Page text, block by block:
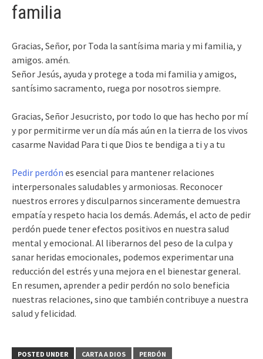
familia
Gracias, Señor, por Toda la santísima maria y mi familia, y
amigos. amén.
Señor Jesús, ayuda y protege a toda mi familia y amigos,
santísimo sacramento, ruega por nosotros siempre.
Gracias, Señor Jesucristo, por todo lo que has hecho por mí
y por permitirme ver un día más aún en la tierra de los vivos
casarme Navidad Para ti que Dios te bendiga a ti y a tu
Pedir perdón es esencial para mantener relaciones
interpersonales saludables y armoniosas. Reconocer
nuestros errores y disculparnos sinceramente demuestra
empatía y respeto hacia los demás. Además, el acto de pedir
perdón puede tener efectos positivos en nuestra salud
mental y emocional. Al liberarnos del peso de la culpa y
sanar heridas emocionales, podemos experimentar una
reducción del estrés y una mejora en el bienestar general.
En resumen, aprender a pedir perdón no solo beneficia
nuestras relaciones, sino que también contribuye a nuestra
salud y felicidad.
POSTED UNDER CARTA A DIOS PERDÓN